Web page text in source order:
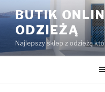
do
treści
BUTIK
ODZIEŻĄ
Najlepszy sklep z odzieżą